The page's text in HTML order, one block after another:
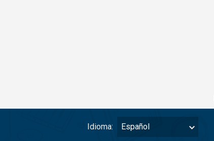
Idioma: Español